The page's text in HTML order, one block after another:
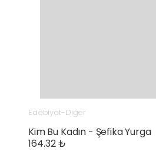
Edebiyat-Diğer
Kim Bu Kadın - Şefika Yurga
164.32 ₺